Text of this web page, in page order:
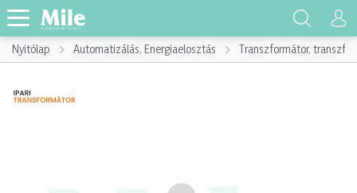
Nyitólap Automatizálás, Energiaelosztás Transzformátor,